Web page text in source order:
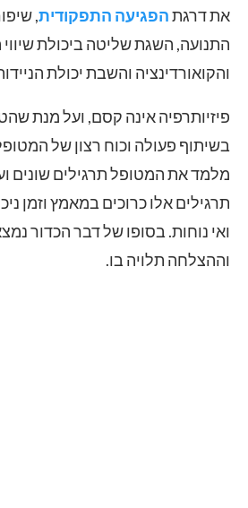
את דרגתהפגיעה התפקודית,
התנועה, השגת שליטה ביכולת
והקואורדינציה והשבת יכולת
פיזיותרפיה אינה קסם, ועל מנת
בשיתוף פעולה וכוח רצון של
מלמד את המטופל תרגילים שונים
תרגילים אלו כרוכים במאמץ וזמן
ואי נוחות. בסופו של דבר הכדור
וההצלחה תלויה בו.